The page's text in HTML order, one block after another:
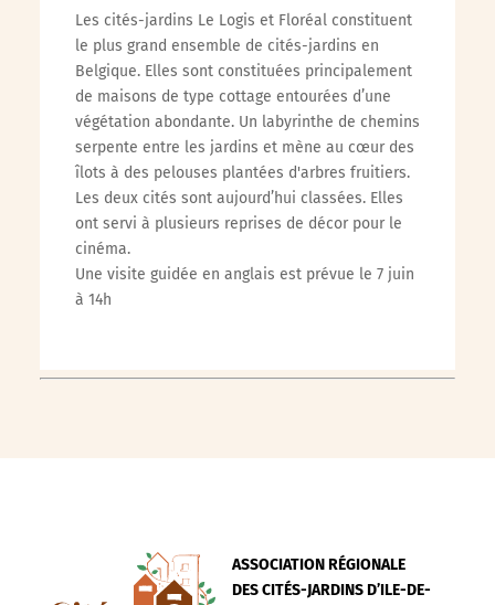
Les cités-jardins Le Logis et Floréal constituent
le plus grand ensemble de cités-jardins en
Belgique. Elles sont constituées principalement
de maisons de type cottage entourées d’une
végétation abondante. Un labyrinthe de chemins
serpente entre les jardins et mène au cœur des
îlots à des pelouses plantées d'arbres fruitiers.
Les deux cités sont aujourd’hui classées. Elles
ont servi à plusieurs reprises de décor pour le
cinéma.
Une visite guidée en anglais est prévue le 7 juin
à 14h
ASSOCIATION RÉGIONALE
DES CITÉS-JARDINS D’ILE-DE-